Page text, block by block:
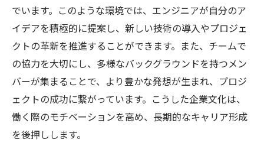
でいます。このような環境では、エンジニアが自分のア
イデアを積極的に提案し、新しい技術の導入やプロジェ
クトの革新を推進することができます。また、チームで
の協力を大切にし、多様なバックグラウンドを持つメン
バーが集まることで、より豊かな発想が生まれ、プロジ
ェクトの成功に繋がっています。こうした企業文化は、
働く際のモチベーションを高め、長期的なキャリア形成
を後押しします。